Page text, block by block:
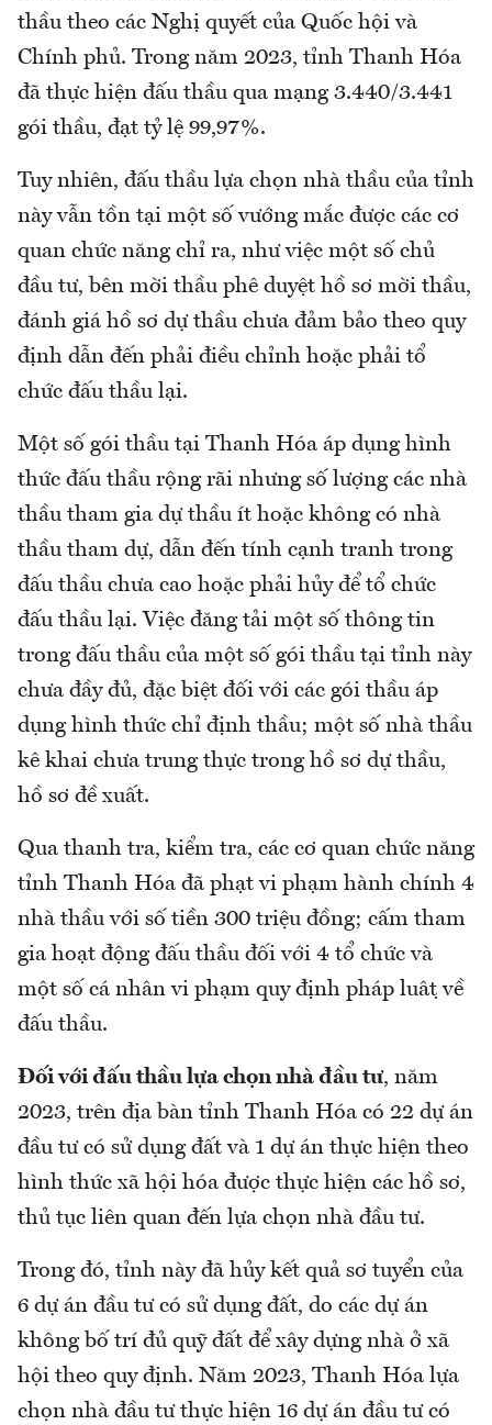
thầu theo các Nghị quyết của Quốc hội và
Chính phủ. Trong năm 2023, tỉnh Thanh Hóa
đã thực hiện đấu thầu qua mạng 3.440/3.441
gói thầu, đạt tỷ lệ 99,97%.
Tuy nhiên, đấu thầu lựa chọn nhà thầu của tỉnh
này vẫn tồn tại một số vướng mắc được các cơ
quan chức năng chỉ ra, như việc một số chủ
đầu tư, bên mời thầu phê duyệt hồ sơ mời thầu,
đánh giá hồ sơ dự thầu chưa đảm bảo theo quy
định dẫn đến phải điều chỉnh hoặc phải tổ
chức đấu thầu lại.
Một số gói thầu tại Thanh Hóa áp dụng hình
thức đấu thầu rộng rãi nhưng số lượng các nhà
thầu tham gia dự thầu ít hoặc không có nhà
thầu tham dự, dẫn đến tính cạnh tranh trong
đấu thầu chưa cao hoặc phải hủy để tổ chức
đấu thầu lại. Việc đăng tải một số thông tin
trong đấu thầu của một số gói thầu tại tỉnh này
chưa đầy đủ, đặc biệt đối với các gói thầu áp
dụng hình thức chỉ định thầu; một số nhà thầu
kê khai chưa trung thực trong hồ sơ dự thầu,
hồ sơ đề xuất.
Qua thanh tra, kiểm tra, các cơ quan chức năng
tỉnh Thanh Hóa đã phạt vi phạm hành chính 4
nhà thầu với số tiền 300 triệu đồng; cấm tham
gia hoạt động đấu thầu đối với 4 tổ chức và
một số cá nhân vi phạm quy định pháp luật về
đấu thầu.
Đối với đấu thầu lựa chọn nhà đầu tư, năm
2023, trên địa bàn tỉnh Thanh Hóa có 22 dự án
đầu tư có sử dụng đất và 1 dự án thực hiện theo
hình thức xã hội hóa được thực hiện các hồ sơ,
thủ tục liên quan đến lựa chọn nhà đầu tư.
Trong đó, tỉnh này đã hủy kết quả sơ tuyển của
6 dự án đầu tư có sử dụng đất, do các dự án
không bố trí đủ quỹ đất để xây dựng nhà ở xã
hội theo quy định. Năm 2023, Thanh Hóa lựa
chọn nhà đầu tư thực hiện 16 dự án đầu tư có